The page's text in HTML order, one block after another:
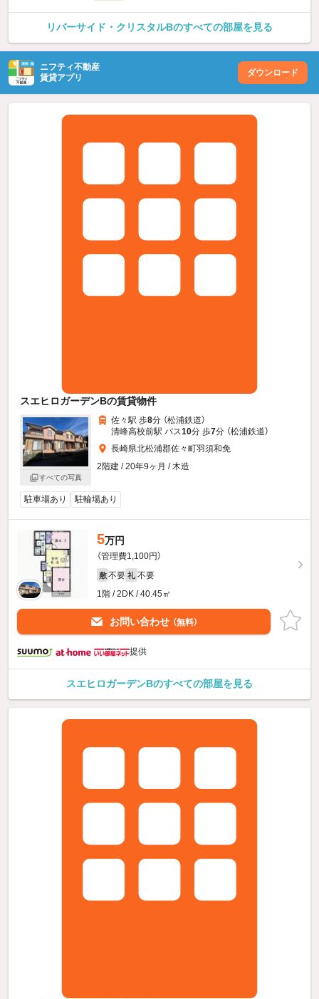
リバーサイド・クリスタルBのすべての部屋を見る
ニフティ不動産
賃貸アプリ
ダウンロード
スエヒロガーデンBの賃貸物件
すべての写真
佐々駅 歩8分 （松浦鉄道）
清峰高校前駅 バス10分 歩7分 （松浦鉄道）
長崎県北松浦郡佐々町羽須和免
2階建 / 20年9ヶ月 / 木造
駐車場あり 駐輪場あり
5万円
（管理費1,100円）
敷 不要 礼 不要
1階 / 2DK / 40.45㎡
お問い合わせ （無料）
提供
スエヒロガーデンBのすべての部屋を見る